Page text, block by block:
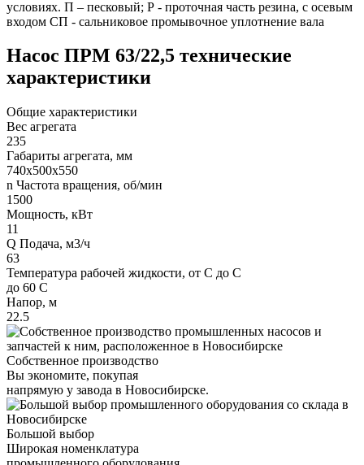
условиях. П – песковый; Р - проточная часть резина, с осевым
входом СП - сальниковое промывочное уплотнение вала
Насос ПРМ 63/22,5 технические
характеристики
Общие характеристики
Вес агрегата
235
Габариты агрегата, мм
740х500х550
n Частота вращения, об/мин
1500
Мощность, кВт
11
Q Подача, м3/ч
63
Температура рабочей жидкости, от С до С
до 60 С
Напор, м
22.5
Собственное производство
Вы экономите, покупая
напрямую у завода в Новосибирске.
Большой выбор
Широкая номенклатура